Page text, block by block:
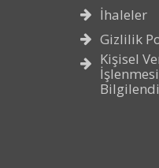
İhaleler
Gizlilik
Kişisel